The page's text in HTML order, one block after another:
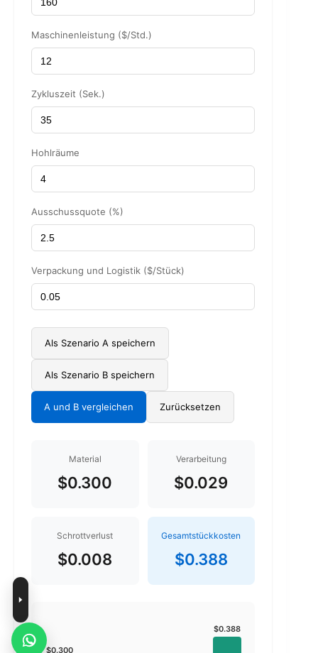
Maschinenleistung ($/Std.)
Zykluszeit (Sek.)
Hohlräume
Ausschussquote (%)
Verpackung und Logistik ($/Stück)
Als Szenario A speichern
Als Szenario B speichern
A und B vergleichen Zurücksetzen
Material
$0.300
Verarbeitung
$0.029
Schrottverlust
$0.008
Gesamtstückkosten
$0.388
$0.300
$0.388